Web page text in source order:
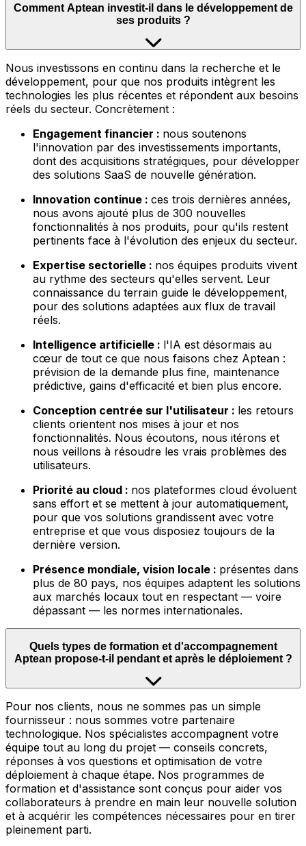
Comment Aptean investit-il dans le développement de
ses produits ?
Nous investissons en continu dans la recherche et le
développement, pour que nos produits intègrent les
technologies les plus récentes et répondent aux besoins
réels du secteur. Concrètement :
Engagement financier : nous soutenons
l'innovation par des investissements importants,
dont des acquisitions stratégiques, pour développer
des solutions SaaS de nouvelle génération.
Innovation continue : ces trois dernières années,
nous avons ajouté plus de 300 nouvelles
fonctionnalités à nos produits, pour qu'ils restent
pertinents face à l'évolution des enjeux du secteur.
Expertise sectorielle : nos équipes produits vivent
au rythme des secteurs qu'elles servent. Leur
connaissance du terrain guide le développement,
pour des solutions adaptées aux flux de travail
réels.
Intelligence artificielle : l'IA est désormais au
cœur de tout ce que nous faisons chez Aptean :
prévision de la demande plus fine, maintenance
prédictive, gains d'efficacité et bien plus encore.
Conception centrée sur l'utilisateur : les retours
clients orientent nos mises à jour et nos
fonctionnalités. Nous écoutons, nous itérons et
nous veillons à résoudre les vrais problèmes des
utilisateurs.
Priorité au cloud : nos plateformes cloud évoluent
sans effort et se mettent à jour automatiquement,
pour que vos solutions grandissent avec votre
entreprise et que vous disposiez toujours de la
dernière version.
Présence mondiale, vision locale : présentes dans
plus de 80 pays, nos équipes adaptent les solutions
aux marchés locaux tout en respectant — voire
dépassant — les normes internationales.
Quels types de formation et d'accompagnement
Aptean propose-t-il pendant et après le déploiement ?
Pour nos clients, nous ne sommes pas un simple
fournisseur : nous sommes votre partenaire
technologique. Nos spécialistes accompagnent votre
équipe tout au long du projet — conseils concrets,
réponses à vos questions et optimisation de votre
déploiement à chaque étape. Nos programmes de
formation et d'assistance sont conçus pour aider vos
collaborateurs à prendre en main leur nouvelle solution
et à acquérir les compétences nécessaires pour en tirer
pleinement parti.